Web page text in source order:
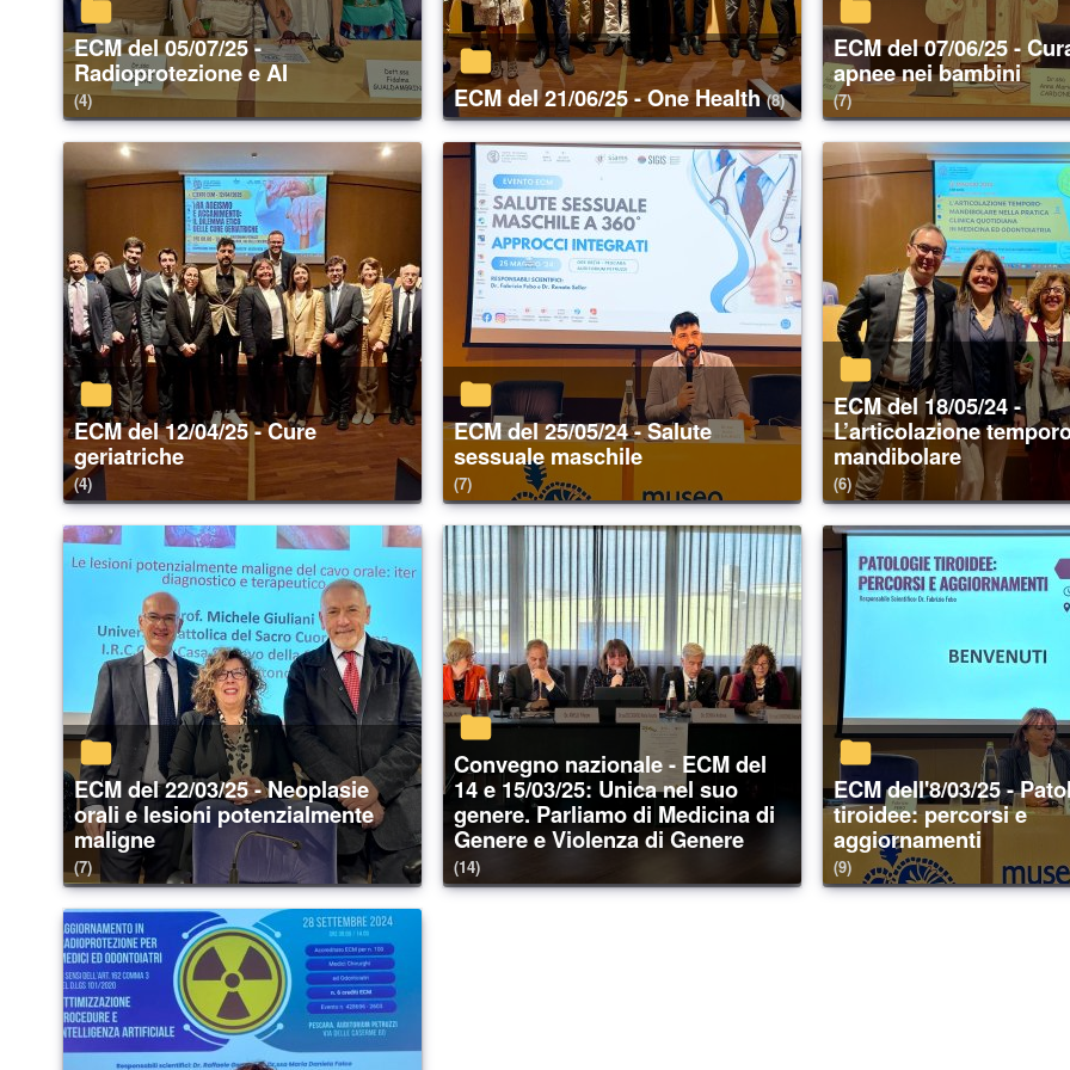
ECM del 05/07/25 -
Radioprotezione e AI
(4) ECM del 21/06/25 - One Health (8)
ECM del 07/06/25 - Cura delle
apnee nei bambini
(7)
ECM del 12/04/25 - Cure
geriatriche
(4)
ECM del 25/05/24 - Salute
sessuale maschile
(7)
ECM del 18/05/24 -
L’articolazione
mandibolare
(6)
ECM del 22/03/25 - Neoplasie
orali e lesioni potenzialmente
maligne
(7)
Convegno nazionale - ECM del
14 e 15/03/25: Unica nel suo
genere. Parliamo di Medicina di
Genere e Violenza di Genere
(14)
ECM dell'8/03/25 - Patologie
tiroidee: percorsi e
aggiornamenti
(9)